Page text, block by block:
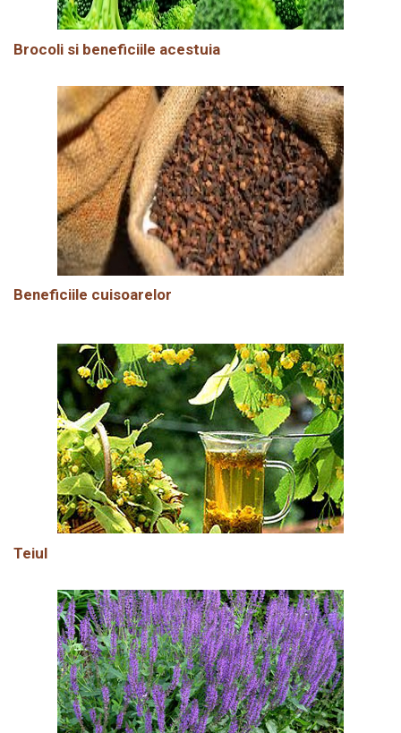
Brocoli si beneficiile acestuia
Beneficiile cuisoarelor
Teiul